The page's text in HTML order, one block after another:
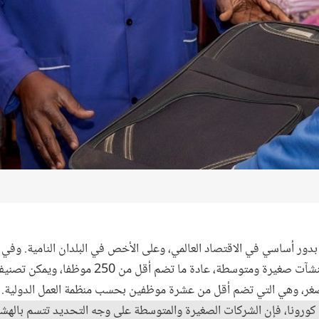
أساسي في الاقتصاد العالمي، وعلى الأخص في البلدان النامية. وفي
من 90% من جميع الشركات هي منشآت صغيرة ومتوسطة،
وهي التي تضم أقل من عشرة موظفين بحسب منظمة العمل
فإن الشركات الصغيرة والمتوسطة على وجه التحديد تتسم